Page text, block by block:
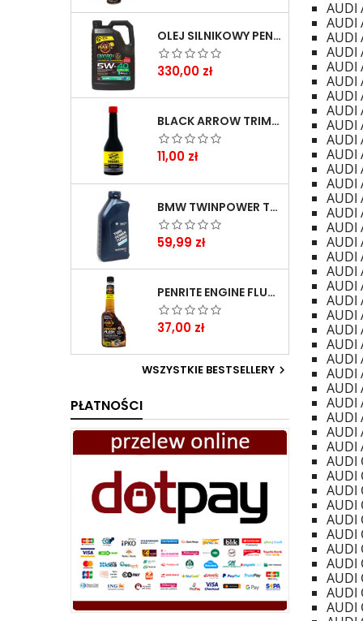
OLEJ SILNIKOWY PENRITE ENVIRO + 5W40 6L
Cena
330,00 zł
BLACK ARROW TRIM DIESEL DODATEK DO PALIWA 250ML
Cena
11,00 zł
BMW TWINPOWER TURBO 5W30 LL04 1L
Cena
59,99 zł
PENRITE ENGINE FLUSH ŚRODEK DO CZYSZCZENIA SILNIKA 375 ML
Cena
37,00 zł
WSZYSTKIE BESTSELLERY 
PŁATNOŚCI
AUDI
AUDI
AUDI
AUDI
AUDI
AUDI
AUDI
AUDI
AUDI
AUDI
AUDI
AUDI
AUDI
AUDI
AUDI
AUDI
AUDI
AUDI
AUDI
AUDI
AUDI
AUDI
AUDI
AUDI
AUDI
AUDI
AUDI
AUDI
AUDI
AUDI
AUDI
AUDI
AUDI
AUDI
AUDI
AUDI
AUDI
AUDI
AUDI
AUDI
AUDI
AUDI